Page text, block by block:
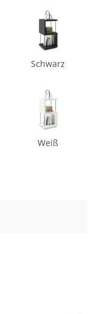
Schwarz
Weiß